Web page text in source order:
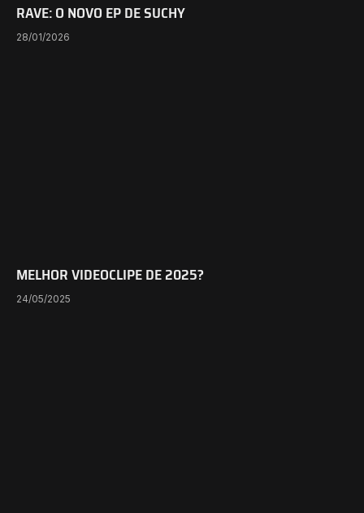
RAVE: O NOVO EP DE SUCHY
28/01/2026
MELHOR VIDEOCLIPE DE 2025?
24/05/2025